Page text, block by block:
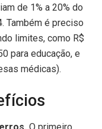
de 1% a 20% do
Também é preciso
limites, como R$
para educação, e
médicas).